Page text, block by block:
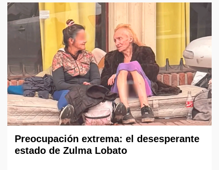
Preocupación extrema: el desesperante
estado de Zulma Lobato